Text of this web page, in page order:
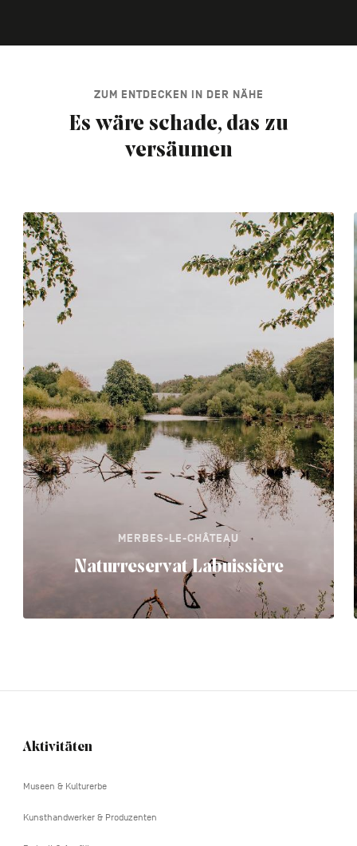
ZUM ENTDECKEN IN DER NÄHE
Es wäre schade, das zu
versäumen
MERBES-LE-CHÂTEAU
Naturreservat Labuissière
Navigation
Aktivitäten
Museen & Kulturerbe
Kunsthandwerker & Produzenten